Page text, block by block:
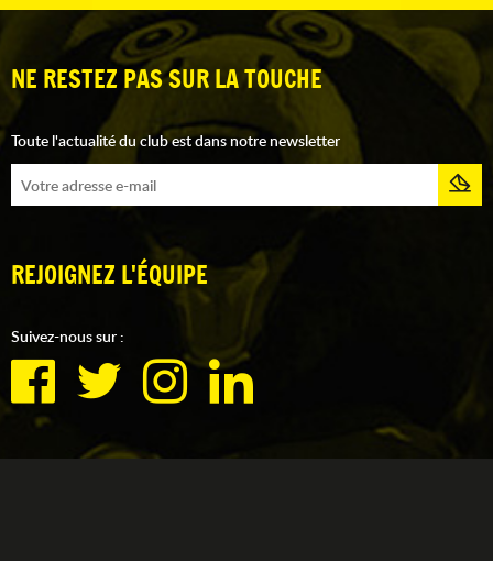
NE RESTEZ PAS SUR LA TOUCHE
Toute l'actualité du club est dans notre newsletter
REJOIGNEZ L'ÉQUIPE
Suivez-nous sur :